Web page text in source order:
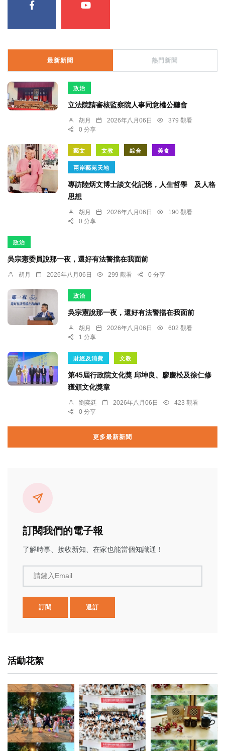
最新新聞 熱門新聞
政治
立法院請審核監察院人事同意權公聽會
胡月 2026年八月06日
379 觀看
0 分享
藝文 文教 綜合 美食
兩岸藝苑天地
專訪陸炳文博士談文化記憶，人生哲學 及人格
思想
胡月 2026年八月06日
190 觀看
0 分享
政治
吳宗憲委員說那一夜，還好有法警擋在我面前
胡月 2026年八月06日 299 觀看 0 分享
政治
吳宗憲說那一夜，還好有法警擋在我面前
胡月 2026年八月06日
602 觀看
1 分享
財經及消費 文教
第45屆行政院文化獎 邱坤良、廖慶松及徐仁修
獲頒文化獎章
劉奕廷 2026年八月06日
423 觀看
0 分享
更多最新新聞
訂閱我們的電子報
了解時事、接收新知、在家也能當個知識通！
請鍵入Email
訂閱 退訂
活動花絮